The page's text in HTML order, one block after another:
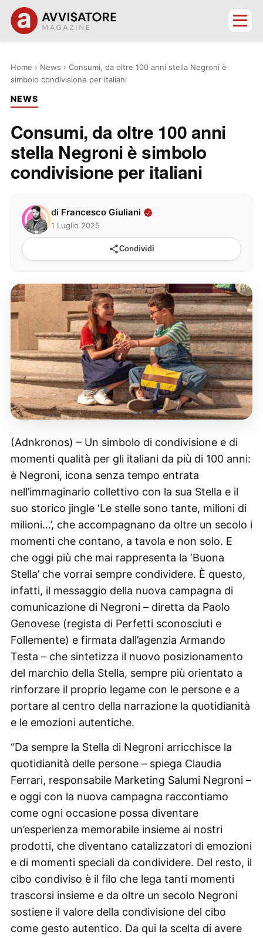
Home › News › Consumi, da oltre 100 anni stella Negroni è
simbolo condivisione per italiani
NEWS
Consumi, da oltre 100 anni
stella Negroni è simbolo
condivisione per italiani
di Francesco Giuliani
1 Luglio 2025
Condividi
(Adnkronos) – Un simbolo di condivisione e di
momenti qualità per gli italiani da più di 100 anni:
è Negroni, icona senza tempo entrata
nell’immaginario collettivo con la sua Stella e il
suo storico jingle ‘Le stelle sono tante, milioni di
milioni…’, che accompagnano da oltre un secolo i
momenti che contano, a tavola e non solo. E
che oggi più che mai rappresenta la ‘Buona
Stella’ che vorrai sempre condividere. È questo,
infatti, il messaggio della nuova campagna di
comunicazione di Negroni – diretta da Paolo
Genovese (regista di Perfetti sconosciuti e
Follemente) e firmata dall’agenzia Armando
Testa – che sintetizza il nuovo posizionamento
del marchio della Stella, sempre più orientato a
rinforzare il proprio legame con le persone e a
portare al centro della narrazione la quotidianità
e le emozioni autentiche.
“Da sempre la Stella di Negroni arricchisce la
quotidianità delle persone – spiega Claudia
Ferrari, responsabile Marketing Salumi Negroni –
e oggi con la nuova campagna raccontiamo
come ogni occasione possa diventare
un’esperienza memorabile insieme ai nostri
prodotti, che diventano catalizzatori di emozioni
e di momenti speciali da condividere. Del resto, il
cibo condiviso è il filo che lega tanti momenti
trascorsi insieme e da oltre un secolo Negroni
sostiene il valore della condivisione del cibo
come gesto autentico. Da qui la scelta di avere